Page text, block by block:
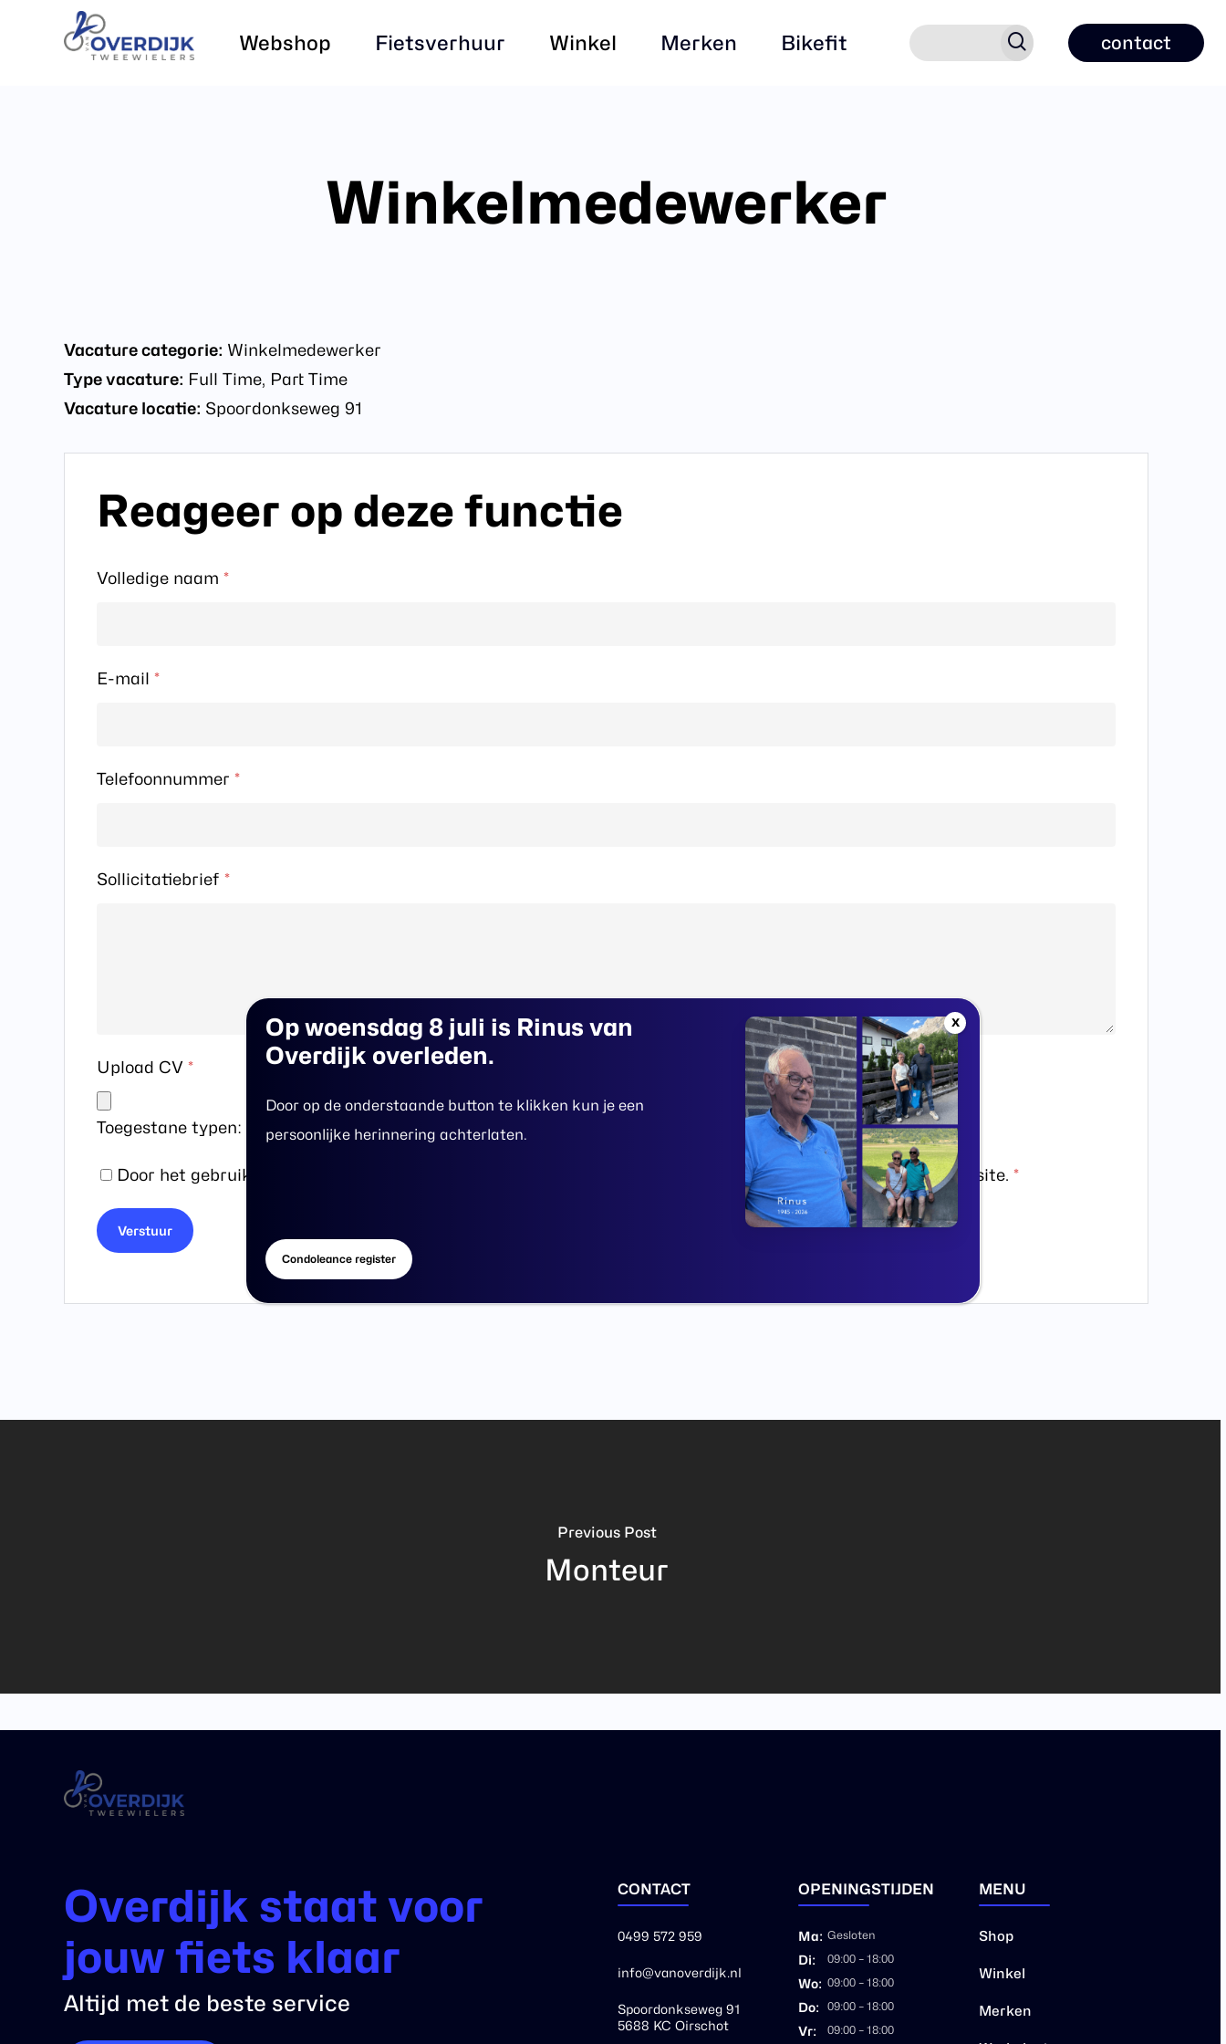
Hit enter to search or ESC to close
Webshop Fietsverhuur Winkel Merken Bikefit contact
search
Winkelmedewerker
Vacature categorie: Winkelmedewerker
Type vacature: Full Time Part Time
Vacature locatie: Spoordonkseweg 91
Reageer op deze functie
Volledige naam *
E-mail *
Telefoonnummer *
Sollicitatiebrief *
Upload CV *
Toegestane typen: : .pdf, .doc, .docx
Door het gebruik van dit formulier ga je akkoord met het opslaan en behandelen van je gegevens door deze site. *
Previous Post
Monteur
Overdijk staat voor
jouw fiets klaar
Altijd met de beste service
CONTACT
0499 572 959
info@vanoverdijk.nl
Spoordonkseweg 91
5688 KC Oirschot
OPENINGSTIJDEN
Ma: Gesloten
Di: 09:00 – 18:00
Wo: 09:00 – 18:00
Do: 09:00 – 18:00
Vr: 09:00 – 18:00
MENU
Shop
Winkel
Merken
Op woensdag 8 juli is Rinus van
Overdijk overleden.
Door op de onderstaande button te klikken kun je een
persoonlijke herinnering achterlaten.
Condoleance register
X